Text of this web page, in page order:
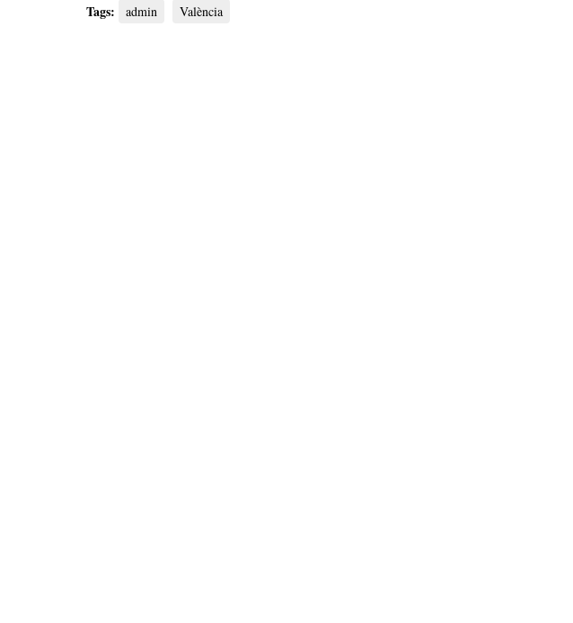
Tags: admin València